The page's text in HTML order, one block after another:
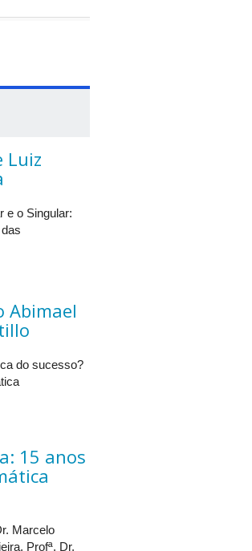
Luiz
e o Singular:
Abimael
do sucesso?
15 anos
Marcelo
Profª. Dr.